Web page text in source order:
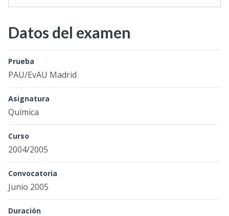
Datos del examen
Prueba
PAU/EvAU Madrid
Asignatura
Química
Curso
2004/2005
Convocatoria
Junio 2005
Duración